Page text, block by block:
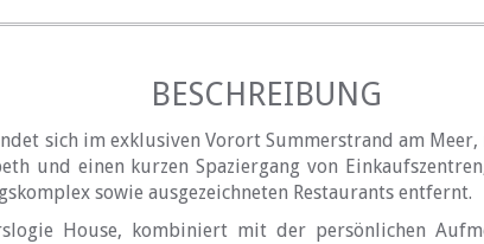
BESCHREIBUNG
sich im exklusiven Vorort Summerstrand am
und einen kurzen Spaziergang von
sowie ausgezeichneten Restaurants entfernt.
House, kombiniert mit der persönlichen